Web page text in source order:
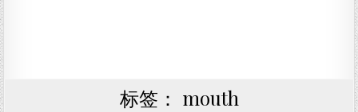
标签： mouth